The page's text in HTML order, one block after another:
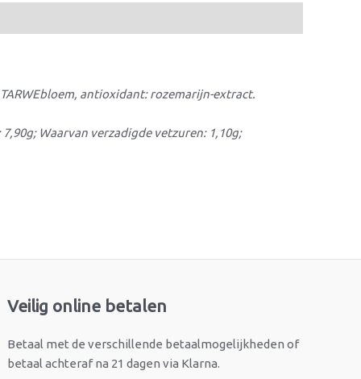
antioxidant: rozemarijn-extract.
Waarvan verzadigde vetzuren: 1,10g;
Veilig online betalen
Betaal met de verschillende betaalmogelijkheden of
betaal achteraf na 21 dagen via Klarna.